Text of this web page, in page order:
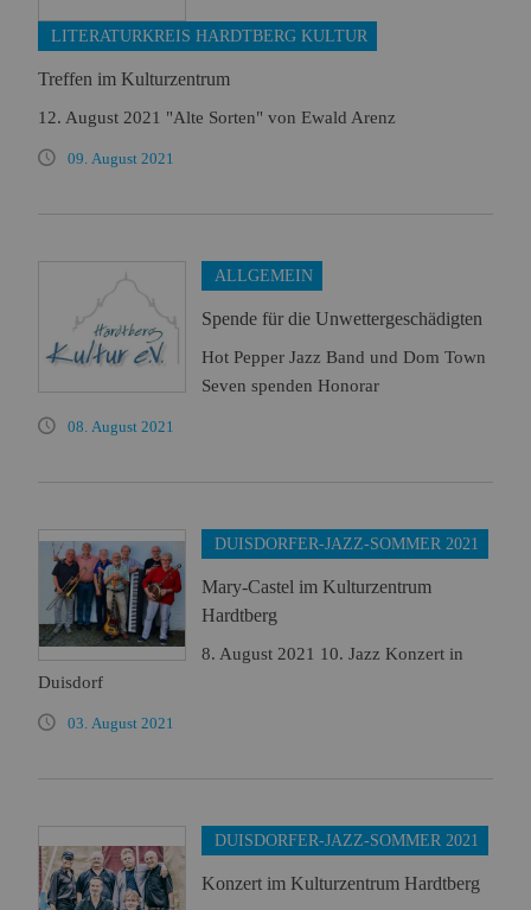
LITERATURKREIS HARDTBERG KULTUR
Treffen im Kulturzentrum
12. August 2021 "Alte Sorten" von Ewald Arenz
09. August 2021
ALLGEMEIN
Spende für die Unwettergeschädigten
Hot Pepper Jazz Band und Dom Town
Seven spenden Honorar
08. August 2021
DUISDORFER-JAZZ-SOMMER 2021
Mary-Castel im Kulturzentrum
Hardtberg
8. August 2021 10. Jazz Konzert in
Duisdorf
03. August 2021
DUISDORFER-JAZZ-SOMMER 2021
Konzert im Kulturzentrum Hardtberg